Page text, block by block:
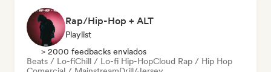
Rap/Hip-Hop + ALT
Playlist
> 2000 feedbacks enviados
Beats / Lo-fiChill / Lo-fi Hip-HopCloud Rap / Hip Hop